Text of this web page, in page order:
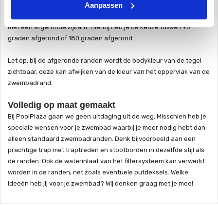
Aanpassen
worden het meest gekozen. Hierbij wordt de kopse kant gemaakt
met een afgeronde zijkant. Hierbij heb je de keuze tussen 90
graden afgerond of 180 graden afgerond.
Let op: bij de afgeronde randen wordt de bodykleur van de tegel
zichtbaar, deze kan afwijken van de kleur van het oppervlak van de
zwembadrand.
Volledig op maat gemaakt
Bij PoolPlaza gaan we geen uitdaging uit de weg. Misschien heb je
speciale wensen voor je zwembad waarbij je meer nodig hebt dan
alleen standaard zwembadranden. Denk bijvoorbeeld aan een
prachtige trap met traptreden en stootborden in dezelfde stijl als
de randen. Ook de waterinlaat van het filtersysteem kan verwerkt
worden in de randen, net zoals eventuele putdeksels. Welke
ideeën heb jij voor je zwembad? Wij denken graag met je mee!